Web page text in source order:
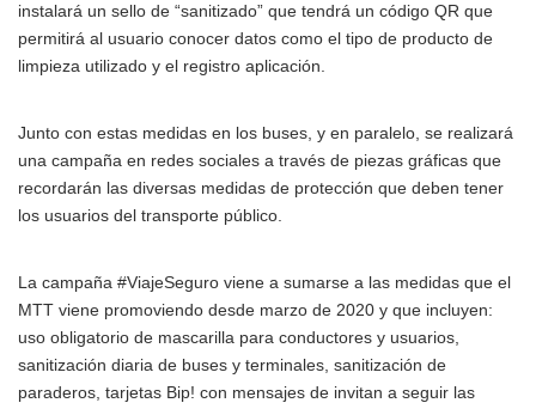
instalará un sello de “sanitizado” que tendrá un código QR que
permitirá al usuario conocer datos como el tipo de producto de
limpieza utilizado y el registro aplicación.
Junto con estas medidas en los buses, y en paralelo, se realizará
una campaña en redes sociales a través de piezas gráficas que
recordarán las diversas medidas de protección que deben tener
los usuarios del transporte público.
La campaña #ViajeSeguro viene a sumarse a las medidas que el
MTT viene promoviendo desde marzo de 2020 y que incluyen:
uso obligatorio de mascarilla para conductores y usuarios,
sanitización diaria de buses y terminales, sanitización de
paraderos, tarjetas Bip! con mensajes de invitan a seguir las